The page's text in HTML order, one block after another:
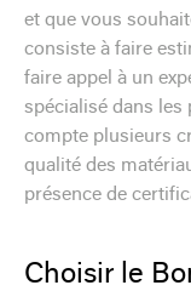
et que vous
consiste à faire
faire appel à un
spécialisé dans les
compte plusieurs
qualité des
présence de
Choisir le